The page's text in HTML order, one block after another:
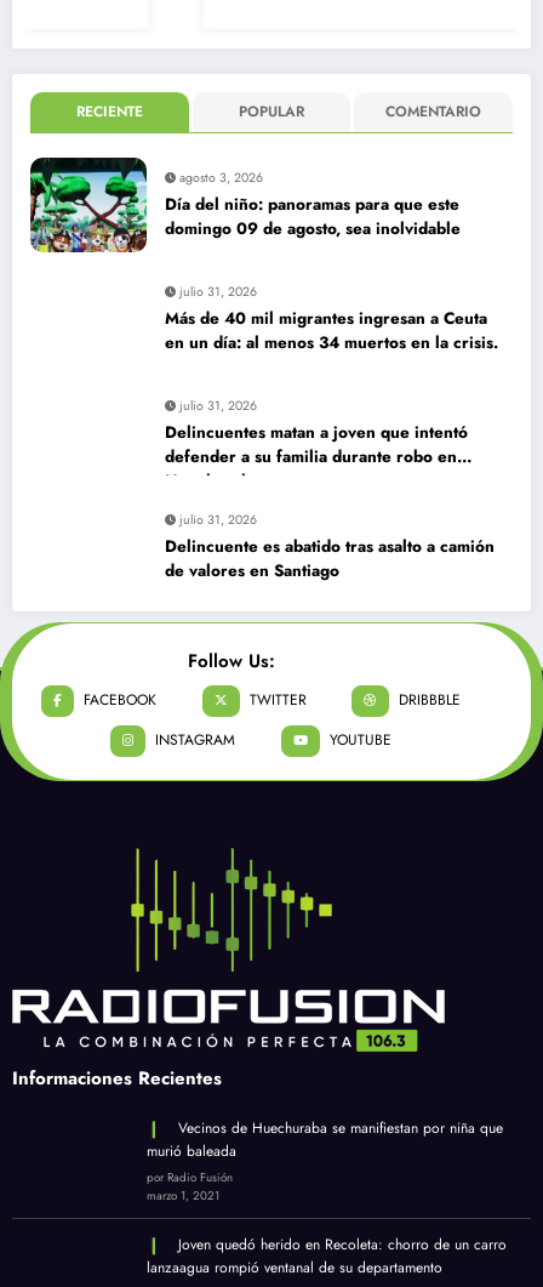
RECIENTE POPULAR COMENTARIO
agosto 3, 2026
Día del niño: panoramas para que este
domingo 09 de agosto, sea inolvidable
julio 31, 2026
Más de 40 mil migrantes ingresan a Ceuta
en un día: al menos 34 muertos en la crisis.
julio 31, 2026
Delincuentes matan a joven que intentó
defender a su familia durante robo en
Huechuraba
julio 31, 2026
Delincuente es abatido tras asalto a camión
de valores en Santiago
Follow Us:
FACEBOOK TWITTER
DRIBBBLE
INSTAGRAM
YOUTUBE
Informaciones Recientes
Vecinos de Huechuraba se manifiestan por niña que
murió baleada
por Radio Fusión
marzo 1, 2021
Joven quedó herido en Recoleta: chorro de un carro
lanzaagua rompió ventanal de su departamento